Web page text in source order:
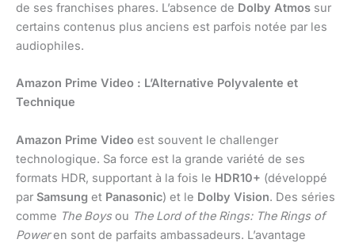
de ses franchises phares. L’absence de Dolby Atmos sur
certains contenus plus anciens est parfois notée par les
audiophiles.
Amazon Prime Video : L’Alternative Polyvalente et
Technique
Amazon Prime Video est souvent le challenger
technologique. Sa force est la grande variété de ses
formats HDR, supportant à la fois le HDR10+ (développé
par Samsung et Panasonic) et le Dolby Vision. Des séries
comme The Boysou The Lord of the Rings: The Rings of
Poweren sont de parfaits ambassadeurs. L’avantage